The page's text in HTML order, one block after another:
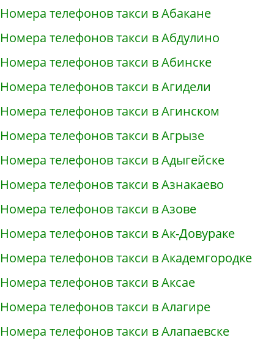
Номера телефонов такси в Абакане
Номера телефонов такси в Абдулино
Номера телефонов такси в Абинске
Номера телефонов такси в Агидели
Номера телефонов такси в Агинском
Номера телефонов такси в Агрызе
Номера телефонов такси в Адыгейске
Номера телефонов такси в Азнакаево
Номера телефонов такси в Азове
Номера телефонов такси в Ак-Довураке
Номера телефонов такси в Академгородке
Номера телефонов такси в Аксае
Номера телефонов такси в Алагире
Номера телефонов такси в Алапаевске